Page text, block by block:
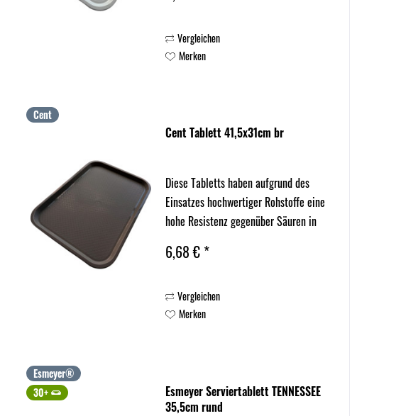
Vergleichen
Merken
Cent
Cent Tablett 41,5x31cm br
Diese Tabletts haben aufgrund des
Einsatzes hochwertiger Rohstoffe eine
hohe Resistenz gegenüber Säuren in
Speisen und besitzen dadurch eine
6,68 € *
Vergleichen
Merken
Esmeyer®
30+
Esmeyer Serviertablett TENNESSEE
35,5cm rund